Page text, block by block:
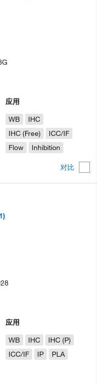
对比
应用
WB
IHC
IHC (Free)
ICC/IF
Flow
Inhibition
应用
WB
IHC
IHC (P)
ICC/IF
IP PLA